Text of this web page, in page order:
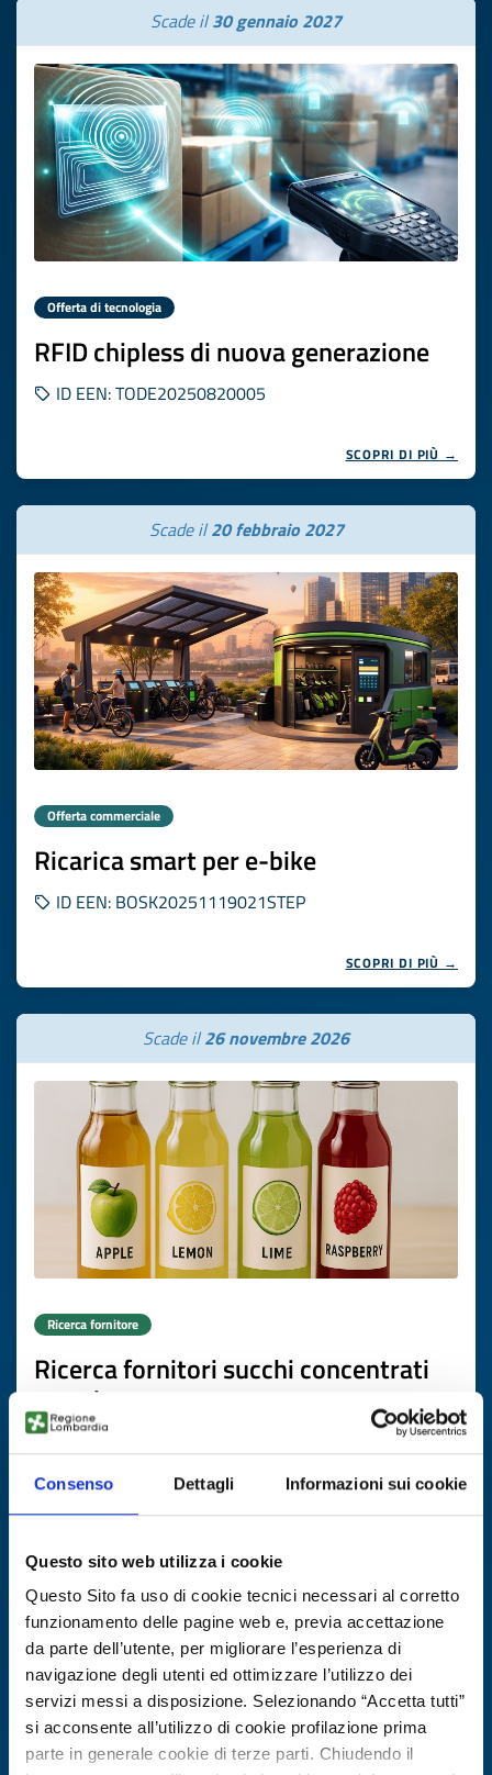
Consenso Dettagli Informazioni sui cookie
Questo sito web utilizza i cookie
Questo Sito fa uso di cookie tecnici necessari al corretto
funzionamento delle pagine web e, previa accettazione
da parte dell’utente, per migliorare l’esperienza di
navigazione degli utenti ed ottimizzare l’utilizzo dei
servizi messi a disposizione. Selezionando “Accetta tutti”
si acconsente all’utilizzo di cookie profilazione prima
parte in generale cookie di terze parti. Chiudendo il
Scade il30 gennaio 2027
Offerta di tecnologia
RFID chipless di nuova generazione
ID EEN: TODE20250820005
SCOPRI DI PIÙ →
Scade il20 febbraio 2027
Offerta commerciale
Ricarica smart per e-bike
ID EEN: BOSK20251119021STEP
SCOPRI DI PIÙ →
Scade il26 novembre 2026
Ricerca fornitore
Ricerca fornitori succhi concentrati
premium
ID EEN: BRES20251111013